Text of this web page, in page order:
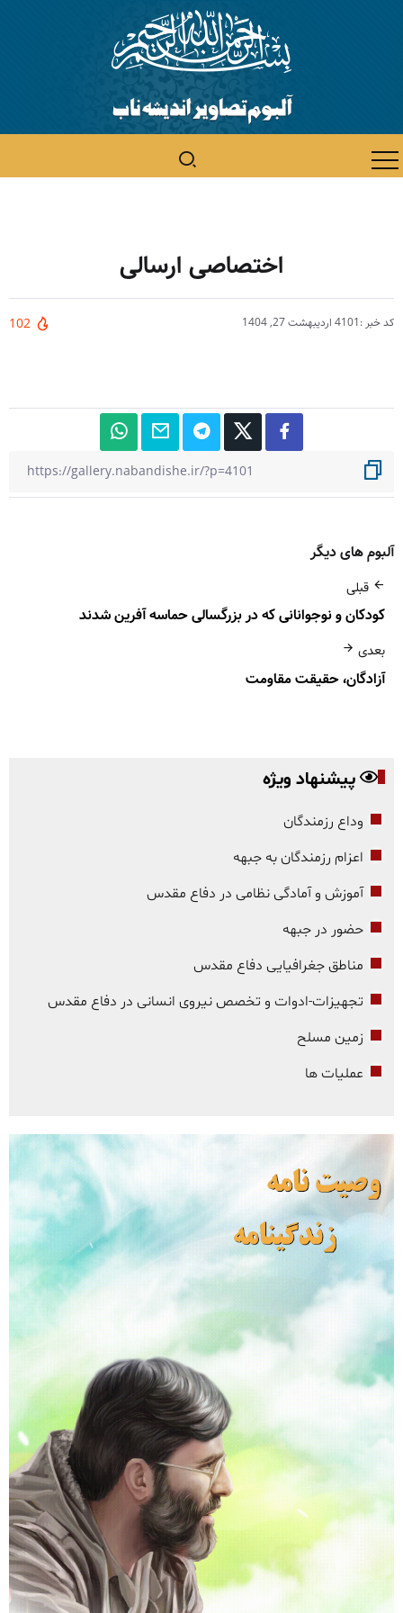
اختصاصی ارسالی
کد خبر :4101 اردیبهشت 27, 1404 102
آلبوم های دیگر
قبلی
کودکان و نوجوانانی که در بزرگسالی حماسه آفرین شدند
بعدی
آزادگان، حقیقت مقاومت
پیشنهاد ویژه
وداع رزمندگان
اعزام رزمندگان به جبهه
آموزش و آمادگی نظامی در دفاع مقدس
حضور در جبهه
مناطق جغرافیایی دفاع مقدس
تجهیزات-ادوات و تخصص نیروی انسانی در دفاع مقدس
زمین مسلح
عملیات ها